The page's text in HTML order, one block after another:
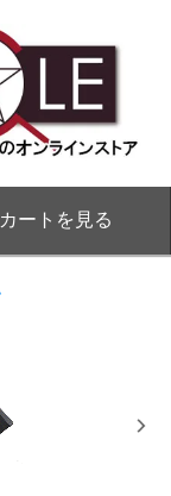
カートを見る